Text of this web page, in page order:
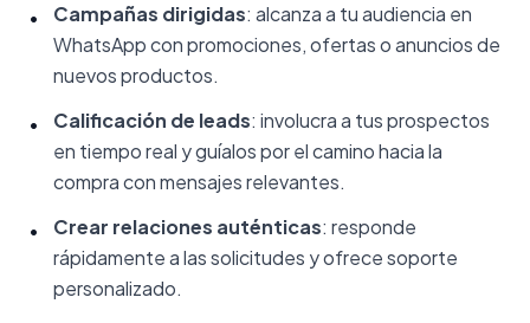
•
Campañas dirigidas: alcanza a tu audiencia en
WhatsApp con promociones, ofertas o anuncios de
nuevos productos.
•
Calificación de leads: involucra a tus prospectos
en tiempo real y guíalos por el camino hacia la
compra con mensajes relevantes.
•
Crear relaciones auténticas: responde
rápidamente a las solicitudes y ofrece soporte
personalizado.